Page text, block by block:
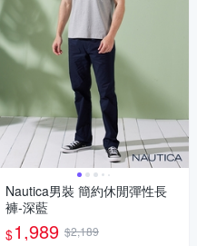
Nautica男裝 簡約休閒彈性長
褲-深藍
$1,989 $2,189